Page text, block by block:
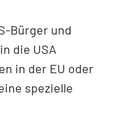
Bürger und
die USA
in der EU oder
spezielle